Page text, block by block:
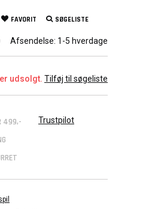
FAVORIT SØGELISTE
Afsendelse: 1-5 hverdage
udsolgt. Tilføj til søgeliste
499,-
Trustpilot